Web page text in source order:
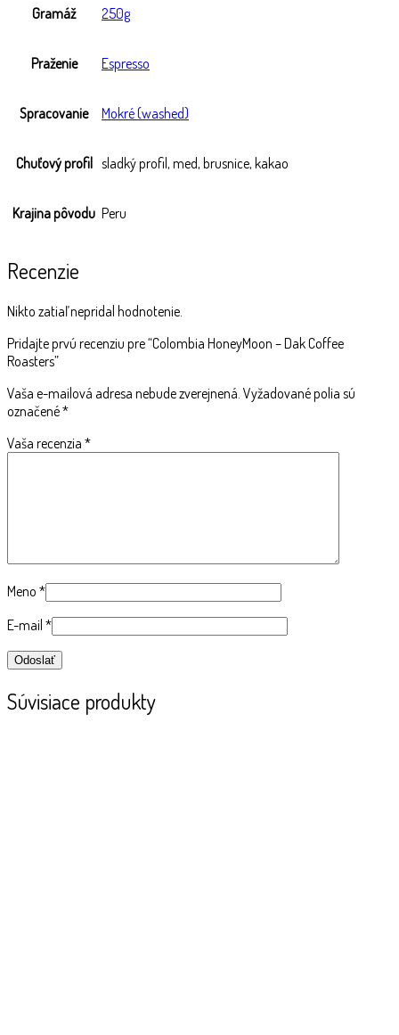
Gramáž 250g
Praženie Espresso
Spracovanie Mokré (washed)
Chuťový profil sladký profil, med, brusnice, kakao
Krajina pôvodu Peru
Recenzie
Nikto zatiaľ nepridal hodnotenie.
Pridajte prvú recenziu pre “Colombia HoneyMoon – Dak Coffee
Roasters”
Vaša e-mailová adresa nebude zverejnená. Vyžadované polia sú
označené*
Vaša recenzia *
Meno *
E-mail *
Súvisiace produkty